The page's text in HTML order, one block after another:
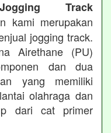
Track
kami merupakan
jogging track.
Airethane (PU)
dan dua
yang memiliki
olahraga dan
dari cat primer